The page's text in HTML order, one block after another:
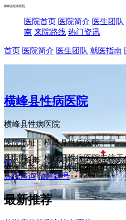
横峰县性病医院
医院首页 医院简介 医生团队
南 来院路线 热门资讯
首页 医院简介 医生团队 就医指南
横峰县性病医院
横峰县性病医院
医院地址：横峰县性病医院
医院简介：横峰县性病医院专注
hpv，梅毒，淋病等性病方面的诊
情
医院擅长：横峰县性病医院擅长治
淋病、hpv病毒、梅毒等性病。医
在线咨询 预约挂号
最新推荐